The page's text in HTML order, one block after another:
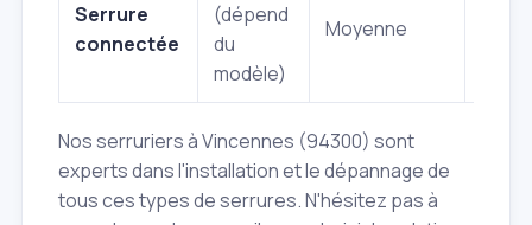
Serrure
connectée
(dépend
du
modèle)
Moyenne
Nos serruriers à Vincennes (94300) sont
experts dans l'installation et le dépannage de
tous ces types de serrures. N'hésitez pas à